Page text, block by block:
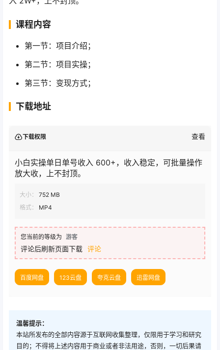
课程内容
第一节：项目介绍；
第二节：项目实操；
第三节：变现方式；
下载地址
下载权限 查看
小白实操单日单号收入 600+，收入稳定，可批量操作
放大收，上不封顶。
大小：
752 MB
格式：
MP4
您当前的等级为 游客
评论后刷新页面下载 评论
百度网盘 123云盘 夸克云盘 迅雷网盘
温馨提示：
本站所发布的全部内容源于互联网收集整理，仅限用于学习和研究
目的；不得将上述内容用于商业或者非法用途，否则，一切后果请